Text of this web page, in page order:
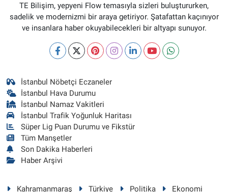
TE Bilişim, yepyeni Flow temasıyla sizleri buluştururken,
sadelik ve modernizmi bir araya getiriyor. Şatafattan kaçınıyor
ve insanlara haber okuyabilecekleri bir altyapı sunuyor.
İstanbul Nöbetçi Eczaneler
İstanbul Hava Durumu
İstanbul Namaz Vakitleri
İstanbul Trafik Yoğunluk Haritası
Süper Lig Puan Durumu ve Fikstür
Tüm Manşetler
Son Dakika Haberleri
Haber Arşivi
Kahramanmaraş Türkiye Politika Ekonomi